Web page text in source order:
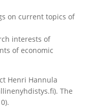
on current topics of
interests of
of economic
Henri Hannula
The